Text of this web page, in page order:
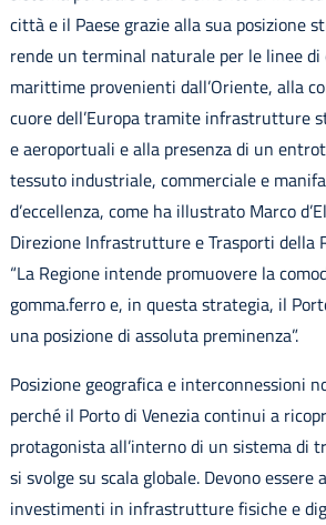
città e il Paese grazie alla sua posizione
rende un terminal naturale per le linee di
marittime provenienti dall’Oriente, alla
cuore dell’Europa tramite infrastrutture
e aeroportuali e alla presenza di un
tessuto industriale, commerciale e
d’eccellenza, come ha illustrato Marco
Direzione Infrastrutture e Trasporti della
“La Regione intende promuovere la
gomma.ferro e, in questa strategia, il
una posizione di assoluta preminenza”.
Posizione geografica e interconnessioni
perché il Porto di Venezia continui a
protagonista all’interno di un sistema di
si svolge su scala globale. Devono essere
investimenti in infrastrutture fisiche e